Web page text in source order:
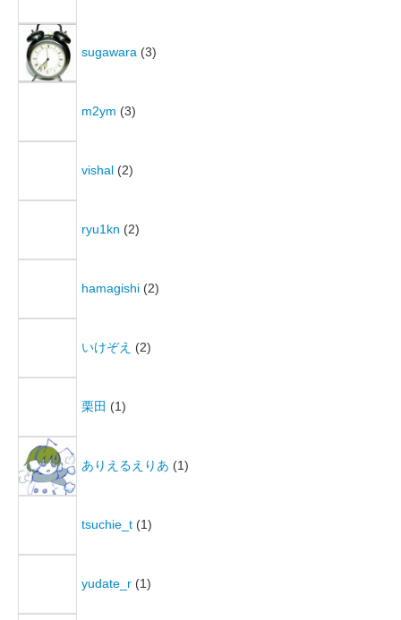
sugawara (3)
m2ym (3)
vishal (2)
ryu1kn (2)
hamagishi (2)
いけぞえ (2)
栗田 (1)
ありえるえりあ (1)
tsuchie_t (1)
yudate_r (1)